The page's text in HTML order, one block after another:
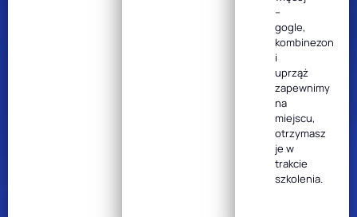
–
gogle,
kombinezon
i
uprząż
zapewnimy
na
miejscu,
otrzymasz
je w
trakcie
szkolenia.